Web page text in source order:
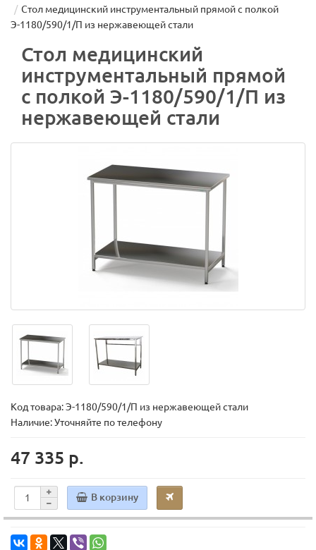
Стол медицинский инструментальный прямой с полкой
Э-1180/590/1/П из нержавеющей стали
Стол медицинский
инструментальный прямой
с полкой Э-1180/590/1/П из
нержавеющей стали
Код товара:Э-1180/590/1/П из нержавеющей стали
Наличие: Уточняйте по телефону
47 335 р.
В корзину